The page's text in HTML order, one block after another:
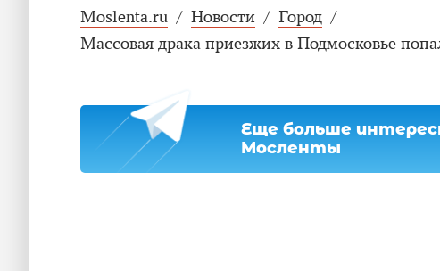
Moslenta.ru / Новости / Город /
Массовая драка приезжих в Подмосковье
Еще больше
Мосленты